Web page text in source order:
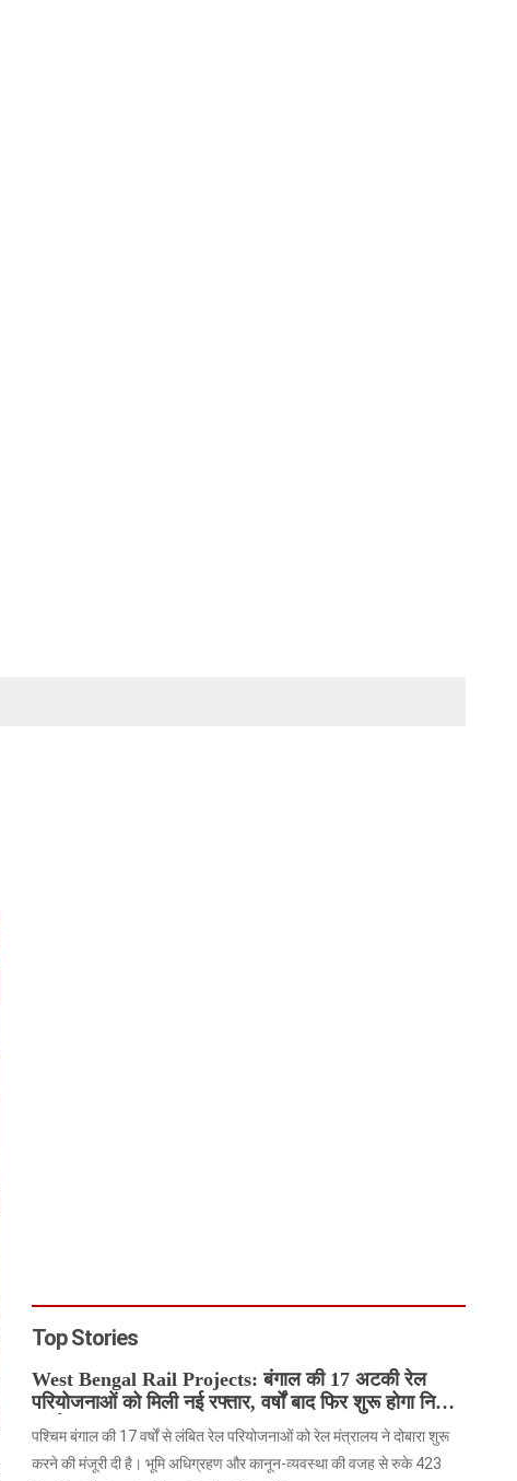
Top Stories
West Bengal Rail Projects: बंगाल की 17 अटकी रेल
परियोजनाओं को मिली नई रफ्तार, वर्षों बाद फिर शुरू होगा निर्माण
कार्य
पश्चिम बंगाल की 17 वर्षों से लंबित रेल परियोजनाओं को रेल मंत्रालय ने दोबारा शुरू
करने की मंजूरी दी है। भूमि अधिग्रहण और कानून-व्यवस्था की वजह से रुके 423